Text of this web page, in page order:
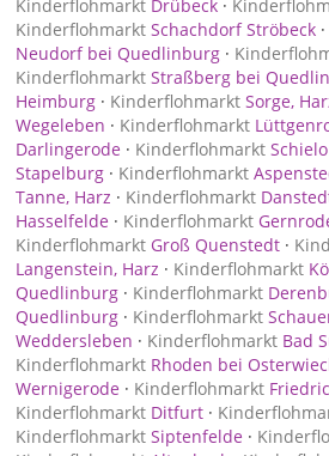
Kinderflohmarkt Drübeck ·
Kinderflohmarkt Schachdorf Ströbeck ·
Neudorf bei Quedlinburg ·
Kinderflohmarkt Straßberg bei
Heimburg · Kinderflohmarkt Sorge,
Wegeleben · Kinderflohmarkt
Darlingerode · Kinderflohmarkt Schielo
Stapelburg · Kinderflohmarkt
Tanne, Harz · Kinderflohmarkt
Hasselfelde · Kinderflohmarkt
Kinderflohmarkt Groß Quenstedt ·
Langenstein, Harz · Kinderflohmarkt
Quedlinburg · Kinderflohmarkt
Quedlinburg · Kinderflohmarkt
Weddersleben · Kinderflohmarkt Bad
Kinderflohmarkt Rhoden bei
Wernigerode · Kinderflohmarkt
Kinderflohmarkt Ditfurt ·
Kinderflohmarkt Siptenfelde ·